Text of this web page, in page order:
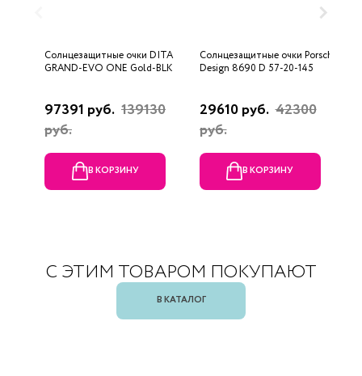
Солнцезащитные очки DITA
GRAND-EVO ONE Gold-BLK
97391 руб. 139130
руб.
В КОРЗИНУ
Солнцезащитные очки Porsche
Design 8690 D 57-20-145
29610 руб. 42300
руб.
В КОРЗИНУ
С ЭТИМ ТОВАРОМ ПОКУПАЮТ
В КАТАЛОГ